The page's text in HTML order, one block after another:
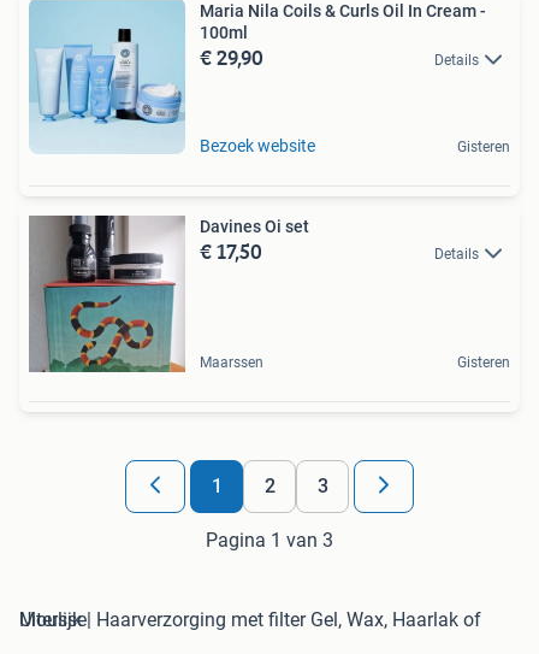
Maria Nila Coils & Curls Oil In Cream -
100ml
€ 29,90 Details
Bezoek website Gisteren
Davines Oi set
€ 17,50 Details
Maarssen Gisteren
1 2 3
Pagina 1 van 3
Uiterlijk | Haarverzorging met filter Gel, Wax, Haarlak of Mousse